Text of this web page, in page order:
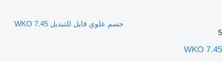
جسم علوي قابل للتبديل WKO 7.45
5
WKO 7.45